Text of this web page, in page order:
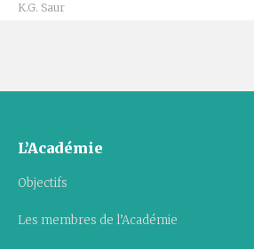
K.G. Saur
L’Académie
Objectifs
Les membres de l’Académie